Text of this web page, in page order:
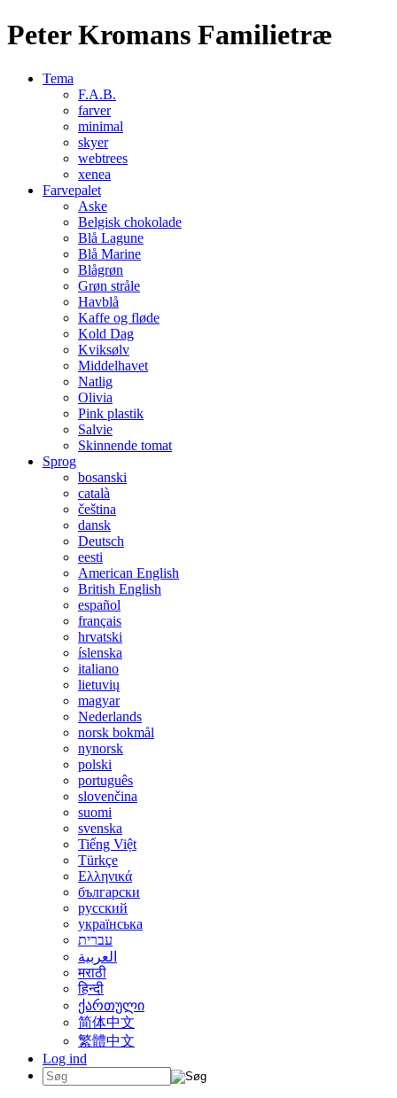
Peter Kromans Familietræ
Tema
F.A.B.
farver
minimal
skyer
webtrees
xenea
Farvepalet
Aske
Belgisk chokolade
Blå Lagune
Blå Marine
Blågrøn
Grøn stråle
Havblå
Kaffe og fløde
Kold Dag
Kviksølv
Middelhavet
Natlig
Olivia
Pink plastik
Salvie
Skinnende tomat
Sprog
bosanski
català
čeština
dansk
Deutsch
eesti
American English
British English
español
français
hrvatski
íslenska
italiano
lietuvių
magyar
Nederlands
norsk bokmål
nynorsk
polski
português
slovenčina
suomi
svenska
Tiếng Việt
Türkçe
Ελληνικά
български
русский
українська
עברית
العربية
मराठी
हिन्दी
ქართული
简体中文
繁體中文
Log ind